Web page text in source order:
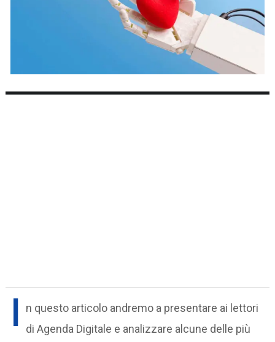
I
n questo articolo andremo a presentare ai lettori
di Agenda Digitale e analizzare alcune delle più